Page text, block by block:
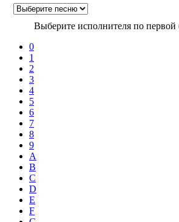
Выберите исполнителя по первой
0
1
2
3
4
5
6
7
8
9
A
B
C
D
E
F